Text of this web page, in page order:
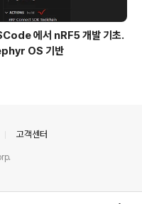
에서 nRF5 개발 기초.
OS 기반
고객센터